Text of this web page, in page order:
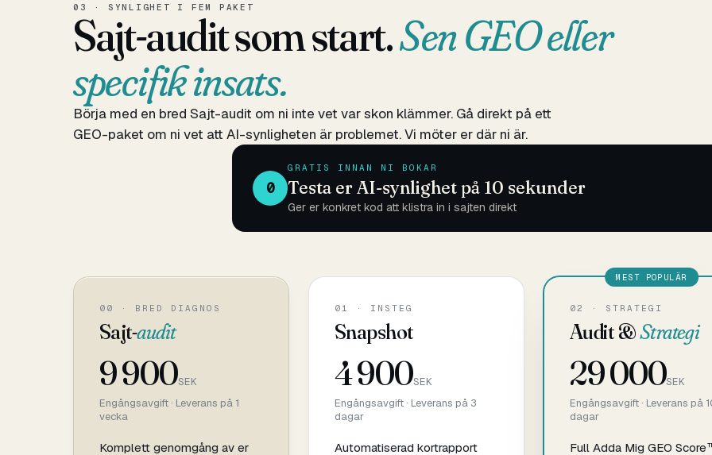
03 · SYNLIGHET I FEM PAKET
Sajt-audit som start.Sen GEO eller
specifik insats.
Börja med en bred Sajt-audit om ni inte vet var skon klämmer. Gå direkt på ett
GEO-paket om ni vet att AI-synligheten är problemet. Vi möter er där ni är.
0
GRATIS INNAN NI BOKAR
Testa er AI-synlighet på 10 sekunder
Ger er konkret kod att klistra in i sajten direkt
00 · BRED DIAGNOS
Sajt-audit
9 900SEK
Engångsavgift · Leverans på 1
vecka
Komplett genomgång av er
01 · INSTEG
Snapshot
4 900SEK
Engångsavgift · Leverans på 3
dagar
Automatiserad kortrapport
02 · STRATEGI
Audit &Strategi
29 000SEK
Engångsavgift · Leverans på
dagar
Full Adda Mig GEO